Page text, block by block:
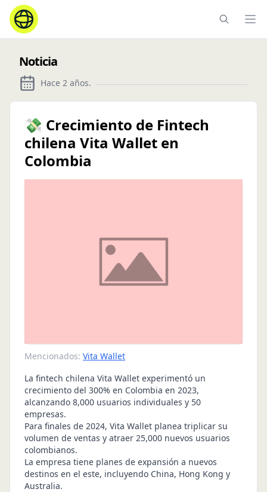
Noticia
Hace 2 años.
💸 Crecimiento de Fintech
chilena Vita Wallet en
Colombia
Mencionados: Vita Wallet
La fintech chilena Vita Wallet experimentó un
crecimiento del 300% en Colombia en 2023,
alcanzando 8,000 usuarios individuales y 50
empresas.
Para finales de 2024, Vita Wallet planea triplicar su
volumen de ventas y atraer 25,000 nuevos usuarios
colombianos.
La empresa tiene planes de expansión a nuevos
destinos en el este, incluyendo China, Hong Kong y
Australia.